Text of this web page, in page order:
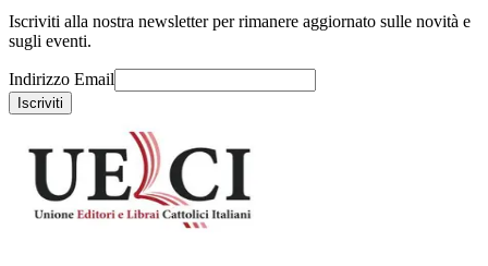
Iscriviti alla nostra newsletter per rimanere aggiornato sulle novità e
sugli eventi.
Indirizzo Email
Iscriviti